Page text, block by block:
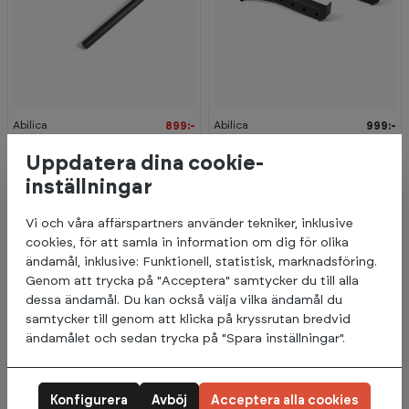
Abilica
899:-
Förväntas på lager 21.08.2026
Abilica
999:-
5+I lager (Leveranstid 3-5
Uppdatera dina cookie-
inställningar
Vi och våra affärspartners använder tekniker, inklusive
cookies, för att samla in information om dig för olika
ändamål, inklusive: Funktionell, statistisk, marknadsföring.
Genom att trycka på "Acceptera" samtycker du till alla
dessa ändamål. Du kan också välja vilka ändamål du
samtycker till genom att klicka på kryssrutan bredvid
ändamålet och sedan trycka på "Spara inställningar".
Avböj
Konfigurera Acceptera alla cookies